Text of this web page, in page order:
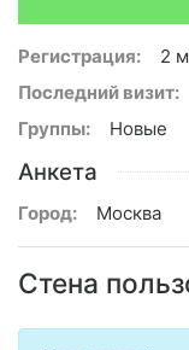
Регистрация:
2
Последний визит:
Группы:
Новые
Анкета
Город: Москва
Стена